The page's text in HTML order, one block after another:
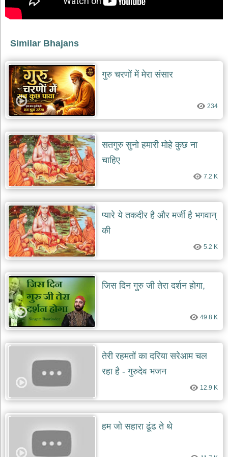
raam
bhajans
भजन
bhajans
विविध
भजन
miscellaneous
bhajans
भजन
vishnu
bhajans
बाबा
बालक
नाथ
भजन
baba
balak
nath
bhajans
देश
भक्ति
patriotic
bhajans
खाटू
श्याम
भजन
khatu
bhajans
दादी
rani
dadi
लाल
Similar Bhajans
गुरु चरणों में मेरा संसार
234
सतगुरु सुनो हमारी मोहे कुछ ना
चाहिए
7.2 K
प्यारे ये तकदीर है और मर्जी है भगवान्
की
5.2 K
जिस दिन गुरु जी तेरा दर्शन होगा,
49.8 K
तेरी रहमतों का दरिया सरेआम चल
रहा है - गुरुदेव भजन
12.9 K
हम जो सहारा ढूंढ ते थे